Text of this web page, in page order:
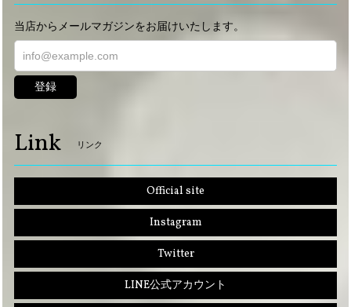
当店からメールマガジンをお届けいたします。
登録
Link リンク
Official site
Instagram
Twitter
LINE公式アカウント